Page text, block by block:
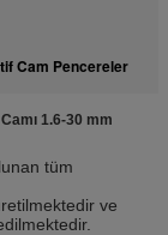
Cam Pencereler
1.6-30 mm
tüm
ve